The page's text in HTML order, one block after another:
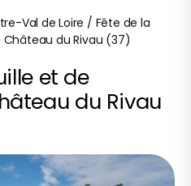
Val de Loire / Fête de la
du Rivau (37)
et de
du Rivau